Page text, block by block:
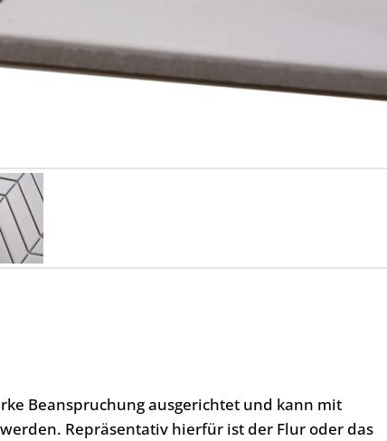
Beanspruchung ausgerichtet und kann mit
Repräsentativ hierfür ist der Flur oder das